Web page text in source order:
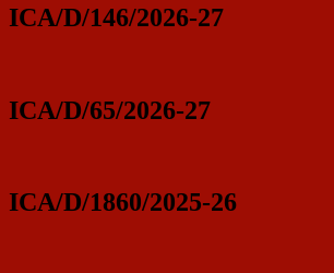
ICA/D/146/2026-27
ICA/D/65/2026-27
ICA/D/1860/2025-26